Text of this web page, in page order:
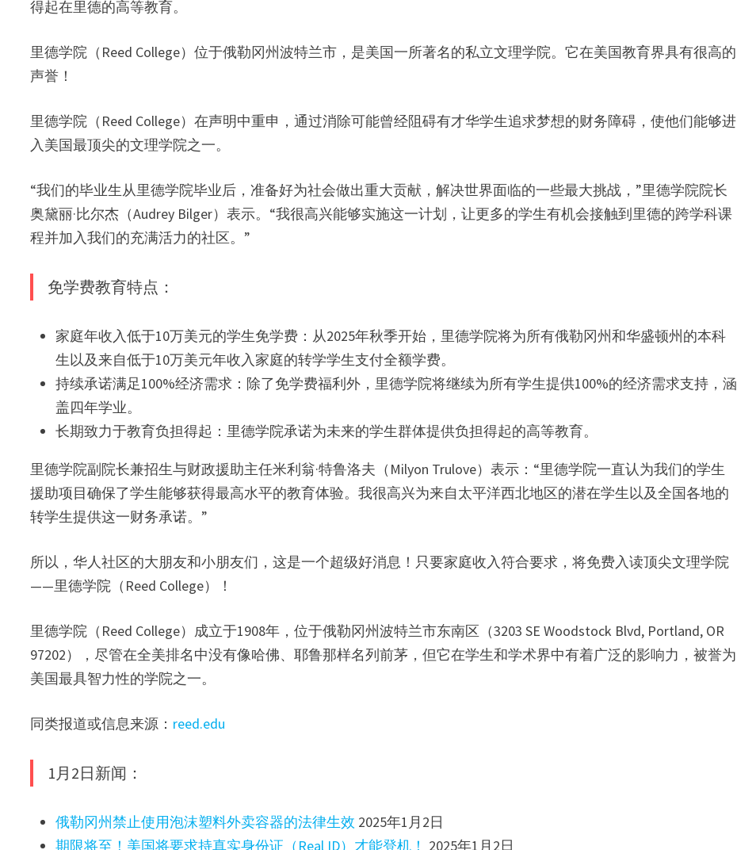
得起在里德的高等教育。
里德学院（Reed College）位于俄勒冈州波特兰市，是美国一所著名的私立文理学院。它在美国教育界具有很高的
声誉！
里德学院（Reed College）在声明中重申，通过消除可能曾经阻碍有才华学生追求梦想的财务障碍，使他们能够进
入美国最顶尖的文理学院之一。
“我们的毕业生从里德学院毕业后，准备好为社会做出重大贡献，解决世界面临的一些最大挑战，”里德学院院长
奥黛丽·比尔杰（Audrey Bilger）表示。“我很高兴能够实施这一计划，让更多的学生有机会接触到里德的跨学科课
程并加入我们的充满活力的社区。”
免学费教育特点：
家庭年收入低于10万美元的学生免学费：从2025年秋季开始，里德学院将为所有俄勒冈州和华盛顿州的本科
生以及来自低于10万美元年收入家庭的转学学生支付全额学费。
持续承诺满足100%经济需求：除了免学费福利外，里德学院将继续为所有学生提供100%的经济需求支持，涵
盖四年学业。
长期致力于教育负担得起：里德学院承诺为未来的学生群体提供负担得起的高等教育。
里德学院副院长兼招生与财政援助主任米利翁·特鲁洛夫（Milyon Trulove）表示：“里德学院一直认为我们的学生
援助项目确保了学生能够获得最高水平的教育体验。我很高兴为来自太平洋西北地区的潜在学生以及全国各地的
转学生提供这一财务承诺。”
所以，华人社区的大朋友和小朋友们，这是一个超级好消息！只要家庭收入符合要求，将免费入读顶尖文理学院
——里德学院（Reed College）！
里德学院（Reed College）成立于1908年，位于俄勒冈州波特兰市东南区（3203 SE Woodstock Blvd, Portland, OR
97202），尽管在全美排名中没有像哈佛、耶鲁那样名列前茅，但它在学生和学术界中有着广泛的影响力，被誉为
美国最具智力性的学院之一。
同类报道或信息来源： reed.edu
1月2日新闻：
俄勒冈州禁止使用泡沫塑料外卖容器的法律生效 2025年1月2日
期限将至！美国将要求持真实身份证（Real ID）才能登机！ 2025年1月2日